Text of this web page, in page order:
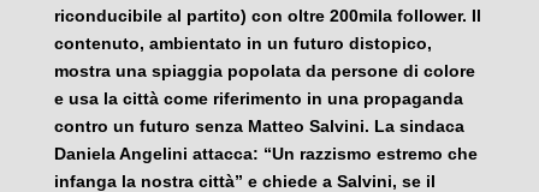
riconducibile al partito) con oltre 200mila follower. Il
contenuto, ambientato in un futuro distopico,
mostra una spiaggia popolata da persone di colore
e usa la città come riferimento in una propaganda
contro un futuro senza Matteo Salvini. La sindaca
Daniela Angelini attacca: “Un razzismo estremo che
infanga la nostra città” e chiede a Salvini, se il